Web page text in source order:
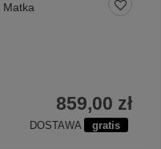
Matka
859,00 zł
DOSTAWA gratis